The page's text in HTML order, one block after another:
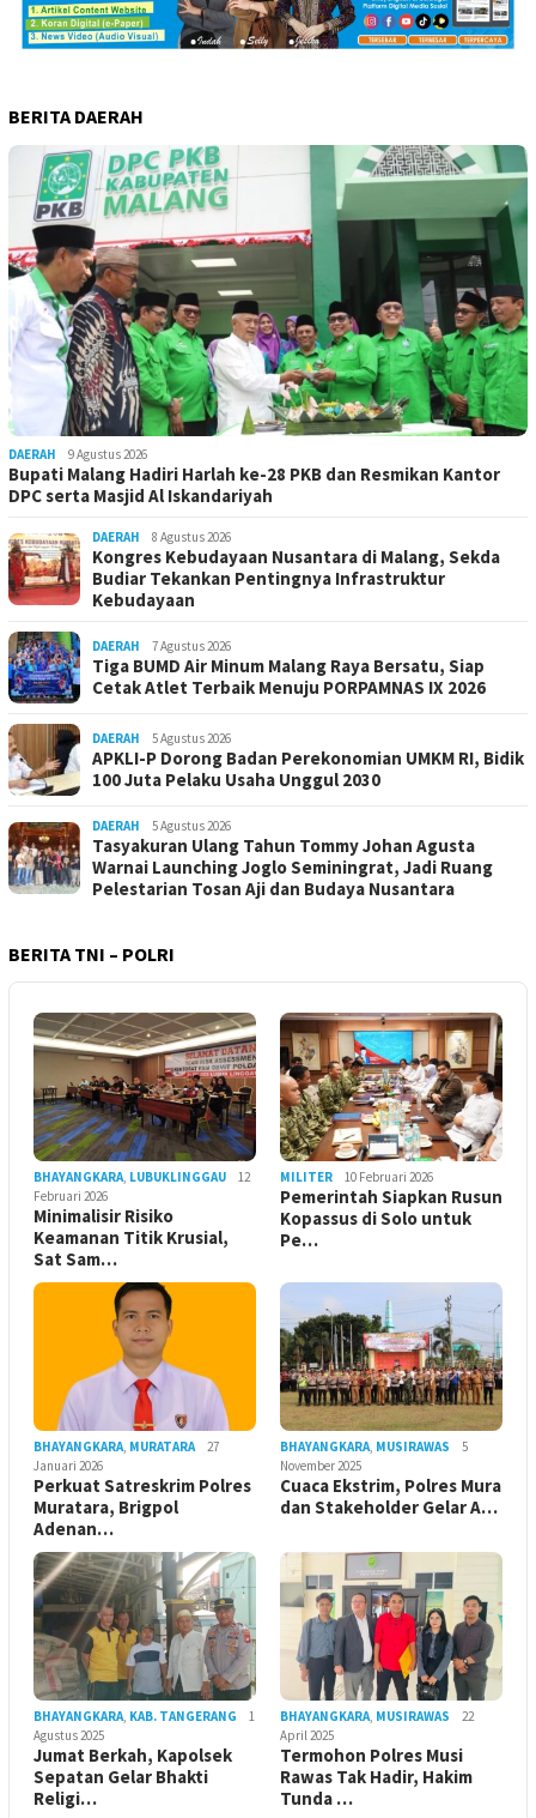
BERITA DAERAH
DAERAH 9 Agustus 2026
Bupati Malang Hadiri Harlah ke-28 PKB dan Resmikan Kantor
DPC serta Masjid Al Iskandariyah
DAERAH 8 Agustus 2026
Kongres Kebudayaan Nusantara di Malang, Sekda
Budiar Tekankan Pentingnya Infrastruktur
Kebudayaan
DAERAH 7 Agustus 2026
Tiga BUMD Air Minum Malang Raya Bersatu, Siap
Cetak Atlet Terbaik Menuju PORPAMNAS IX 2026
DAERAH 5 Agustus 2026
APKLI-P Dorong Badan Perekonomian UMKM RI, Bidik
100 Juta Pelaku Usaha Unggul 2030
DAERAH 5 Agustus 2026
Tasyakuran Ulang Tahun Tommy Johan Agusta
Warnai Launching Joglo Seminingrat, Jadi Ruang
Pelestarian Tosan Aji dan Budaya Nusantara
BERITA TNI – POLRI
BHAYANGKARA, LUBUKLINGGAU
12
Februari 2026
Minimalisir Risiko
Keamanan Titik Krusial,
Sat Sam…
MILITER 10 Februari 2026
Pemerintah Siapkan Rusun
Kopassus di Solo untuk
Pe…
BHAYANGKARA, MURATARA
27
Januari 2026
Perkuat Satreskrim Polres
Muratara, Brigpol
Adenan…
BHAYANGKARA, MUSIRAWAS
5
November 2025
Cuaca Ekstrim, Polres Mura
dan Stakeholder Gelar A…
BHAYANGKARA, KAB. TANGERANG
1
Agustus 2025
Jumat Berkah, Kapolsek
Sepatan Gelar Bhakti
Religi…
BHAYANGKARA, MUSIRAWAS
22
April 2025
Termohon Polres Musi
Rawas Tak Hadir, Hakim
Tunda …